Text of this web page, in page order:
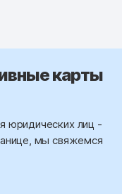
карты
юридических лиц -
мы свяжемся